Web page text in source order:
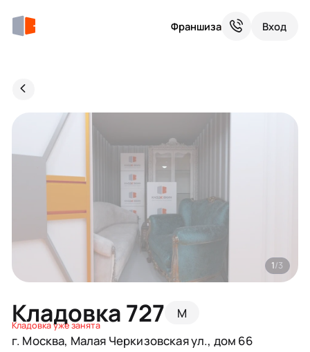
Франшиза Вход
Кладовка 727 M
Кладовка уже занята
г. Москва, Малая Черкизовская ул., дом 66
1/3